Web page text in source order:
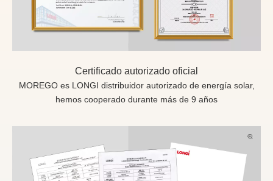
Certificado autorizado oficial
MOREGO es LONGI distribuidor autorizado de energía solar,
hemos cooperado durante más de 9 años